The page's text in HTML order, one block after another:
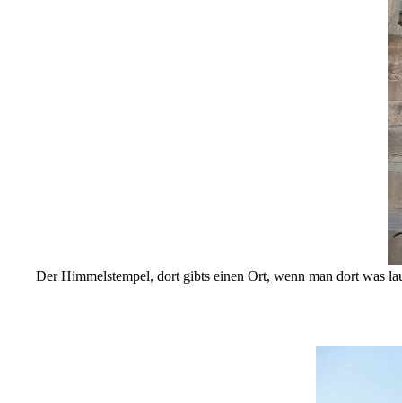
Der Himmelstempel, dort gibts einen Ort, wenn man dort was